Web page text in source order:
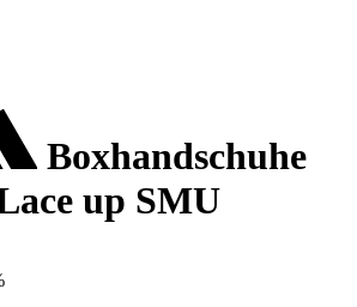
Boxhandschuhe
up SMU